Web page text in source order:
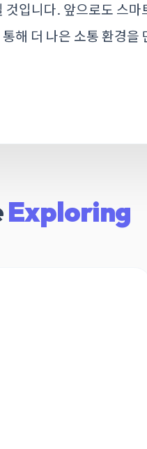
입니다. 앞으로도 스마
해 더 나은 소통 환경을
Exploring